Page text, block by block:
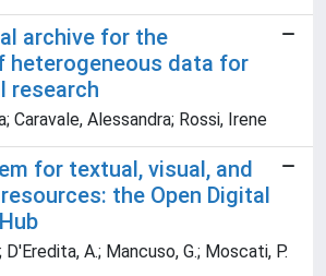
archive for the
heterogeneous data for
research
Caravale, Alessandra; Rossi, Irene
for textual, visual, and
the Open Digital
D'Eredita, A.; Mancuso, G.; Moscati, P.